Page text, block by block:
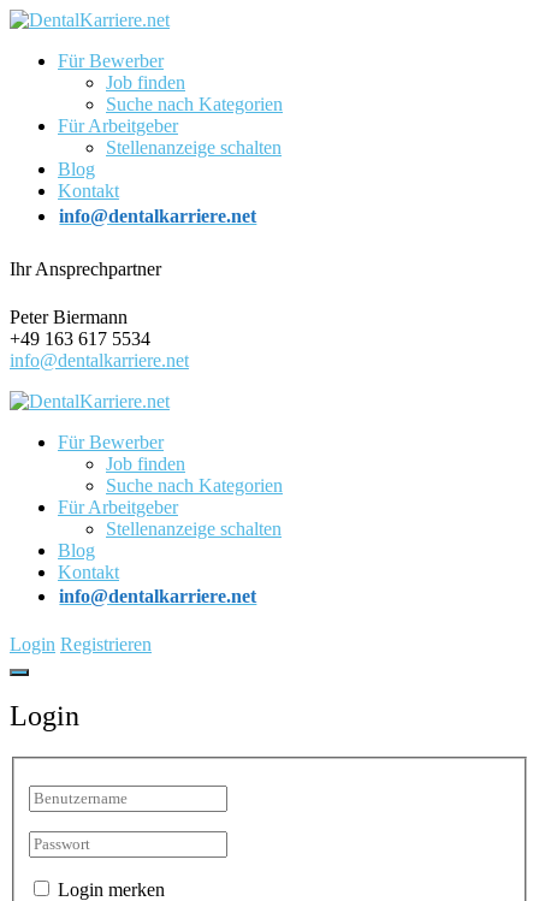
Für Bewerber
Job finden
Suche nach Kategorien
Für Arbeitgeber
Stellenanzeige schalten
Blog
Kontakt
info@dentalkarriere.net
Ihr Ansprechpartner
Peter Biermann
+49 163 617 5534
info@dentalkarriere.net
Für Bewerber
Job finden
Suche nach Kategorien
Für Arbeitgeber
Stellenanzeige schalten
Blog
Kontakt
info@dentalkarriere.net
Login Registrieren
Login
Login merken